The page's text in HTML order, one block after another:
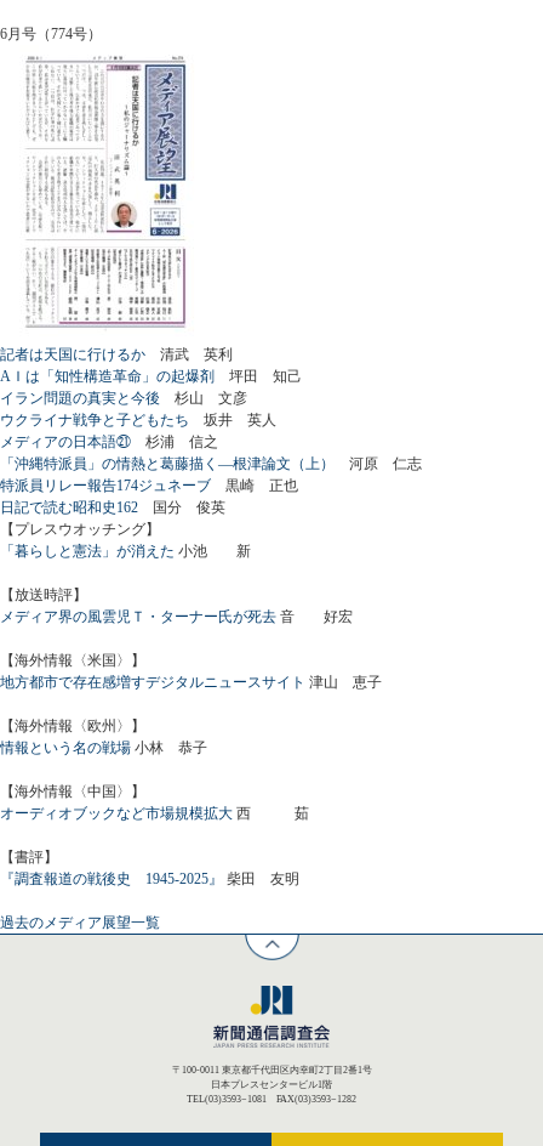
6月号（774号）
記者は天国に行けるか 清武 英利
AＩは「知性構造革命」の起爆剤 坪田 知己
イラン問題の真実と今後 杉山 文彦
ウクライナ戦争と子どもたち 坂井 英人
メディアの日本語㉑ 杉浦 信之
「沖縄特派員」の情熱と葛藤描く―根津論文（上）
河原 仁志
特派員リレー報告174ジュネーブ 黒崎 正也
日記で読む昭和史162 国分 俊英
【プレスウオッチング】
「暮らしと憲法」が消えた 小池 新
【放送時評】
メディア界の風雲児Ｔ・ターナー氏が死去 音 好宏
【海外情報〈米国〉】
地方都市で存在感増すデジタルニュースサイト 津山 恵子
【海外情報〈欧州〉】
情報という名の戦場 小林 恭子
【海外情報〈中国〉】
オーディオブックなど市場規模拡大 西 茹
【書評】
『調査報道の戦後史 1945-2025』
柴田 友明
過去のメディア展望一覧
〒100-0011 東京都千代田区内幸町2丁目2番1号
日本プレスセンタービル1階
TEL(03)3593−1081 FAX(03)3593−1282